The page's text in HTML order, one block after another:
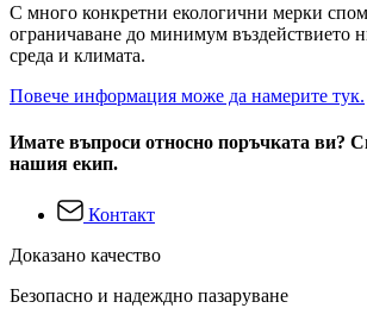
С много конкретни екологични мерки
ограничаване до минимум въздействието
среда и климата.
Повече информация може да намерите тук.
Имате въпроси относно поръчката ви?
нашия екип.
Контакт
Доказано качество
Безопасно и надеждно пазаруване